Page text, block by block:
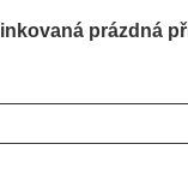
prázdná